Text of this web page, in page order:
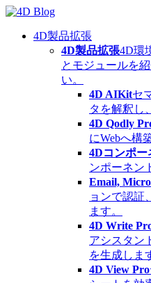
Skip
content4D製品拡張
4D製品拡張4D環
とモジュールを
い。
4D AIKitセ
タを解釈し
4D Qodly
にWebへ構
4Dコンポー
ンポーネン
Email,
ョンで認証
ます。
4D Write
アシスタン
を生成しま
4D View Pro